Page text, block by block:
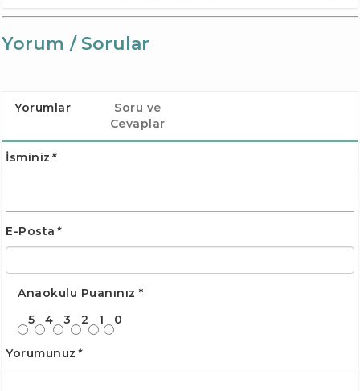
Yorum / Sorular
Yorumlar
Soru ve
Cevaplar
İsminiz *
E-Posta *
Anaokulu Puanınız *
5
4 3 2 1 0
Yorumunuz *